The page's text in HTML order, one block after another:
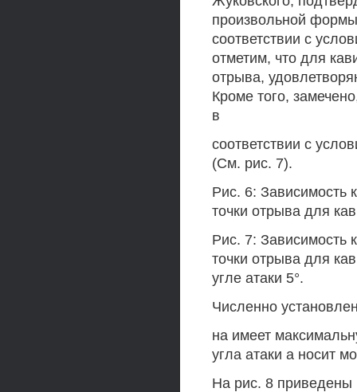
произвольной
соответствии с
отметим, что для
отрыва,
Кроме того,
в
соответствии с
(См. рис. 7).
Рис. 6: Зависимость
точки отрыва для
Рис. 7:
точки отрыва для
угле атаки 5°.
Численно
на имеет
угла атаки а носит
На рис. 8